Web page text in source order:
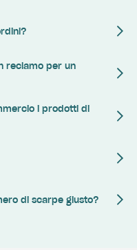
reclamo per un
i prodotti di
di scarpe giusto?